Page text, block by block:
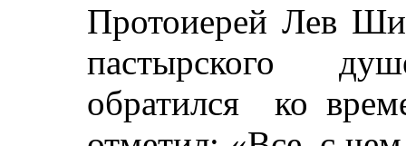
Протоиерей Лев
пастырского
обратился ко